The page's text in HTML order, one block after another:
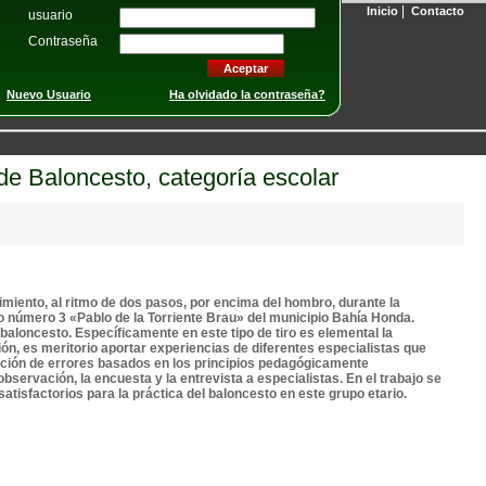
Inicio Contacto
usuario
Contraseña
Nuevo Usuario Ha olvidado la contraseña?
Baloncesto, categoría escolar
al ritmo de dos pasos, por encima del hombro, durante la
3 «Pablo de la Torriente Brau» del municipio Bahía Honda.
Específicamente en este tipo de tiro es elemental la
es meritorio aportar experiencias de diferentes especialistas que
de errores basados en los principios pedagógicamente
la encuesta y la entrevista a especialistas. En el trabajo se
para la práctica del baloncesto en este grupo etario.